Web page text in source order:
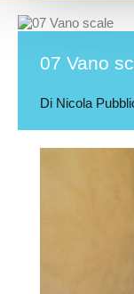
07 Vano
Di Nicola